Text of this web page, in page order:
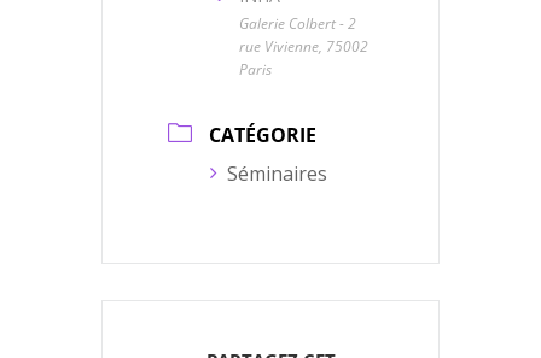
Galerie Colbert - 2
rue Vivienne, 75002
Paris
CATÉGORIE
Séminaires